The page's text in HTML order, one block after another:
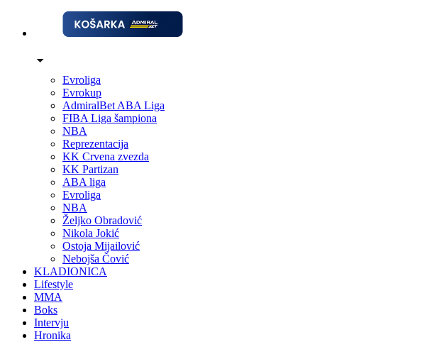
Evroliga
Evrokup
AdmiralBet ABA Liga
FIBA Liga šampiona
NBA
Reprezentacija
KK Crvena zvezda
KK Partizan
ABA liga
Evroliga
NBA
Željko Obradović
Nikola Jokić
Ostoja Mijailović
Nebojša Čović
KLADIONICA
Lifestyle
MMA
Boks
Intervju
Hronika